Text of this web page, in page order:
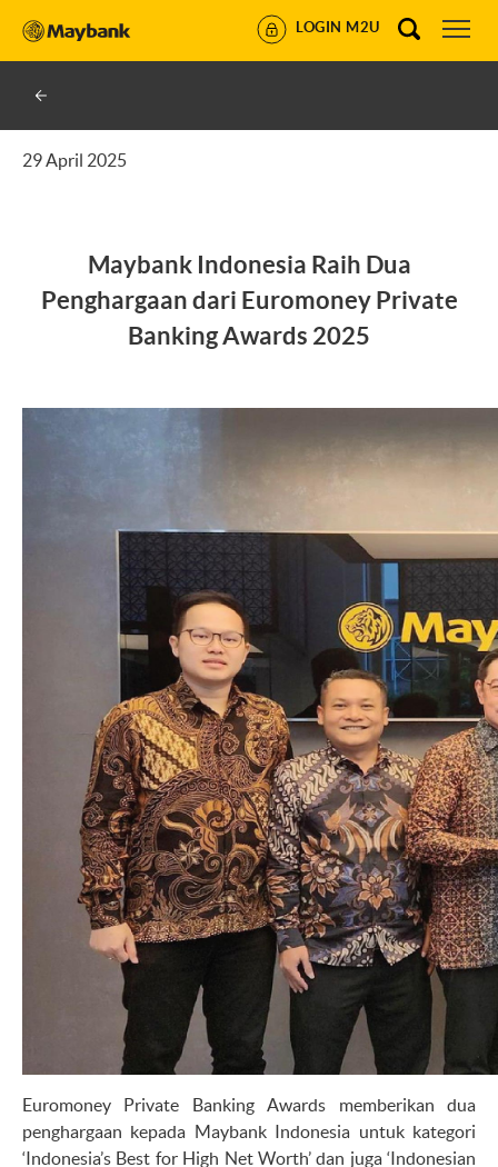
LOGIN M2U
29 April 2025
Maybank Indonesia Raih Dua
Penghargaan dari Euromoney Private
Banking Awards 2025
Euromoney Private Banking Awards memberikan dua
penghargaan kepada Maybank Indonesia untuk kategori
‘Indonesia’s Best for High Net Worth’ dan juga ‘Indonesian